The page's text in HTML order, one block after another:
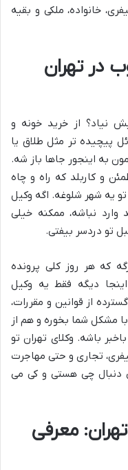
خانواده، ملکی و بقیه
در تهران
نیاد؟ از خرید خونه و
پیچیده تر مثل طلاق یا
به اینجور جاها باز شه.
و کاربلد که راه و چاه
یه شهر شلوغه. اگه وکیل
وارد نباشه، ممکنه خیلی
تو دردسر بیفتی.
که هر روز کلی پرونده
دیگه فقط یه وکیل
از قوانین و مقررات،
مشکل شما بخوره و هم از
باشه. وکلای تهران تو
تجاری و حتی مهاجرت
دنبال چی هستی و کی می
معرفی